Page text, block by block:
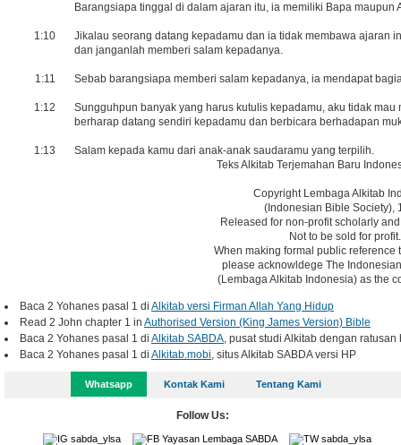
Barangsiapa tinggal di dalam ajaran itu, ia memiliki Bapa maupun
1:10
Jikalau seorang datang kepadamu dan ia tidak membawa ajaran
dan janganlah memberi salam kepadanya.
1:11 Sebab barangsiapa memberi salam kepadanya, ia mendapat
1:12
Sungguhpun banyak yang harus kutulis kepadamu, aku tidak
berharap datang sendiri kepadamu dan berbicara berhadapan
1:13
Salam kepada kamu dari anak-anak saudaramu yang terpilih.
Teks Alkitab Terjemahan Baru
Copyright Lembaga Alkitab
(Indonesian Bible Society),
Released for non-profit scholarly
Not to be sold for profit.
When making formal public reference
please acknowldege The
(Lembaga Alkitab Indonesia) as the
Baca 2 Yohanes pasal 1 di Alkitab versi Firman Allah Yang Hidup
Read 2 John chapter 1 in Authorised Version (King James Version) Bible
Baca 2 Yohanes pasal 1 di Alkitab SABDA, pusat studi Alkitab dengan
Baca 2 Yohanes pasal 1 di Alkitab.mobi, situs Alkitab SABDA versi HP
Whatsapp Kontak Kami Tentang Kami
Follow Us:
sabda_ylsa Yayasan Lembaga SABDA
sabda_ylsa